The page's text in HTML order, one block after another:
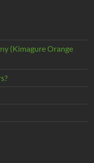
(Kimagure Orange